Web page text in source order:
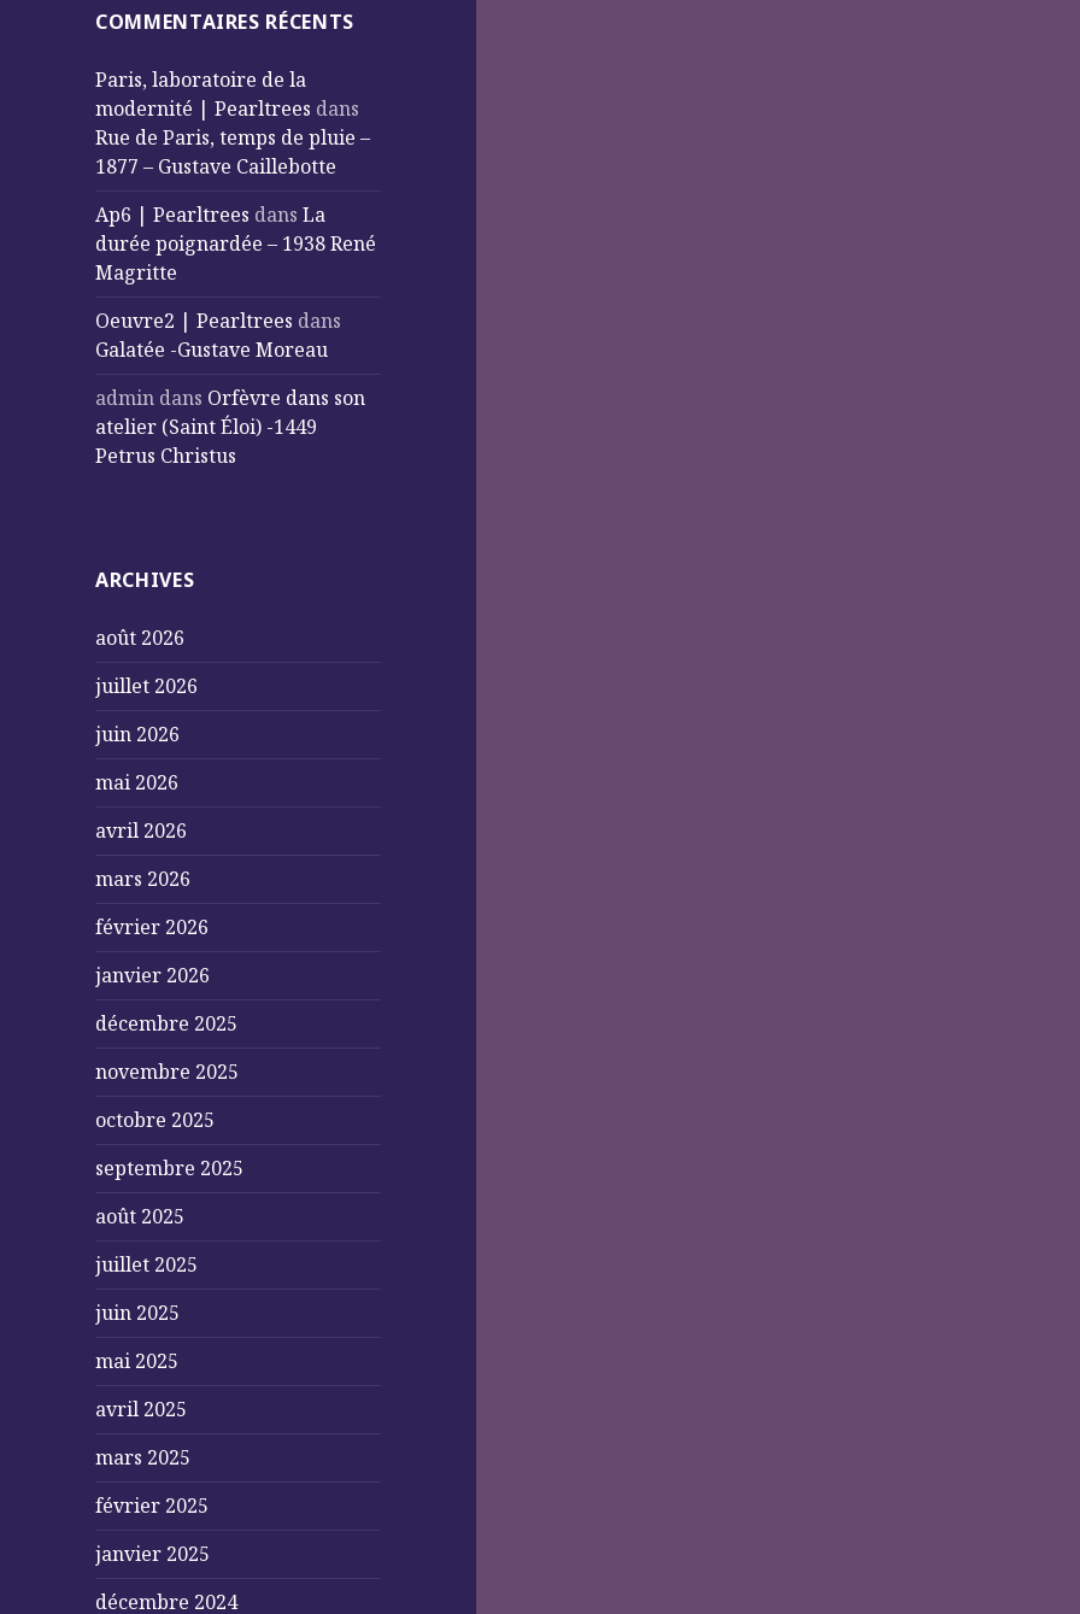
COMMENTAIRES RÉCENTS
Paris, laboratoire de la
modernité | Pearltrees dans
Rue de Paris, temps de pluie –
1877 – Gustave Caillebotte
Ap6 | Pearltrees dansLa
durée poignardée – 1938 René
Magritte
Oeuvre2 | Pearltrees dans
Galatée -Gustave Moreau
admin dans Orfèvre dans son
atelier (Saint Éloi) -1449
Petrus Christus
ARCHIVES
août 2026
juillet 2026
juin 2026
mai 2026
avril 2026
mars 2026
février 2026
janvier 2026
décembre 2025
novembre 2025
octobre 2025
septembre 2025
août 2025
juillet 2025
juin 2025
mai 2025
avril 2025
mars 2025
février 2025
janvier 2025
décembre 2024